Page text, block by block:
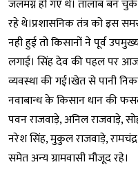
जलमग्न हो गए थे। तालाब बन
रहे थे।प्रशासनिक तंत्र को इस
नही हुई तो किसानों ने पूर्व
लगाई। सिंह देव की पहल पर
व्यवस्था की गई।खेत से पानी
नवाबान्ध के किसान धान की
पवन राजवाड़े, अनिल राजवाड़े,
नरेश सिंह, मुकुल राजवाड़े,
समेत अन्य ग्रामवासी मौजूद रहे।